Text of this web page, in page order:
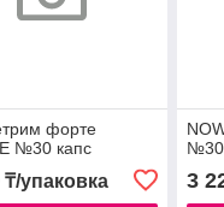
форте
№30 капс
₸/упаковка
№30
3